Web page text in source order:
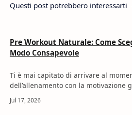
Questi post potrebbero interessarti
Pre Workout Naturale: Come
Modo Consapevole
Ti è mai capitato di arrivare al
dell’allenamento con la motivazione
con la sensazione di avere poca
in quel momento che inizi a cercare